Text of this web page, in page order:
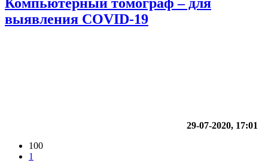
выявления COVID-19
29-07-2020, 17:01
100
1